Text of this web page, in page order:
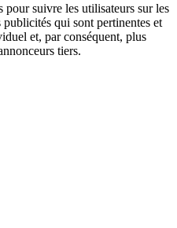
suivre les utilisateurs sur les
qui sont pertinentes et
et, par conséquent, plus
tiers.